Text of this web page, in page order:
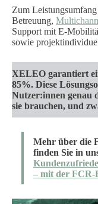
Zum
Betreuung,
Support mit E-
sowie
XELEO garantiert
85%. Diese
Nutzer:innen genau
sie brauchen, und
Mehr über die
finden Sie in
– mit der FCR-